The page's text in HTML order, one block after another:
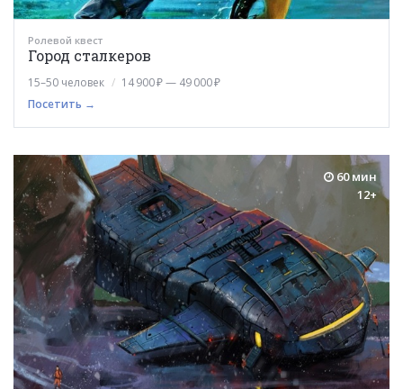
Ролевой квест
Город сталкеров
15–50 человек
14 900 ₽ — 49 000 ₽
Посетить →
60 мин
12+